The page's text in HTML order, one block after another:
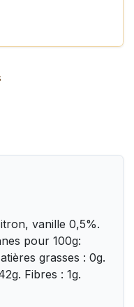
vanille 0,5%.
pour 100g:
grasses : 0g.
Fibres : 1g.